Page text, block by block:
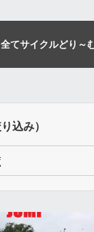
全てサイクルどり～